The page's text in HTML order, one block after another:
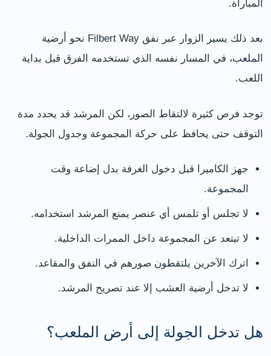
المباراة.
بعد ذلك يسير الزوار عبر نفق Filbert Way نحو أرضية
الملعب، في المسار نفسه الذي تستخدمه الفرق قبل بداية
اللعب.
توجد فرص كثيرة لالتقاط الصور، لكن المرشد قد يحدد مدة
التوقف حتى يحافظ على حركة المجموعة وجدول الجولة.
جهز الكاميرا قبل دخول الغرفة بدل إضاعة وقت
المجموعة.
لا تجلس أو تلمس أي عنصر يمنع المرشد استخدامه.
لا تبتعد عن المجموعة داخل الممرات الداخلية.
اترك الآخرين يلتقطون صورهم في النفق والمقاعد.
لا تدخل أرضية العشب إلا عند تصريح المرشد.
هل تدخل الجولة إلى أرض الملعب؟